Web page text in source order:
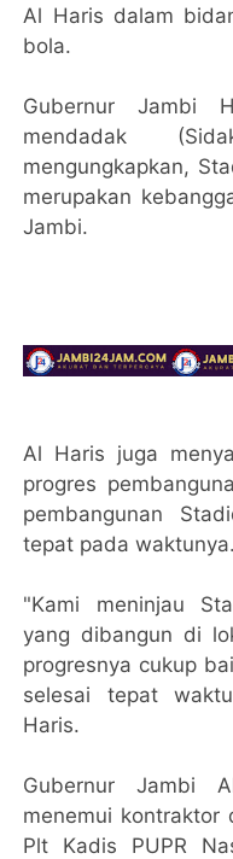
Al Haris dalam
bola.
Gubernur Jambi
mendadak
mengungkapkan,
merupakan
Jambi.
Al Haris juga
progres
pembangunan
tepat pada waktunya.
"Kami meninjau
yang dibangun di
progresnya cukup
selesai tepat
Haris.
Gubernur Jambi
menemui kontraktor
Plt Kadis PUPR